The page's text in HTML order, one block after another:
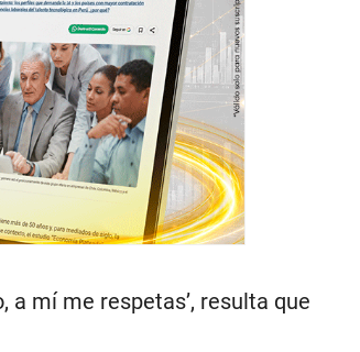
a mí me respetas’, resulta que